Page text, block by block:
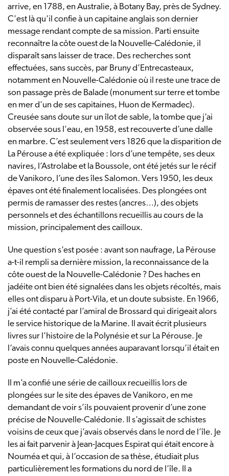
arrive, en 1788, en Australie, à Botany Bay, près de Sydney.
C'est là qu'il confie à un capitaine anglais son dernier
message rendant compte de sa mission. Parti ensuite
reconnaître la côte ouest de la Nouvelle-Calédonie, il
disparaît sans laisser de trace. Des recherches sont
effectuées, sans succès, par Bruny d’Entrecasteaux,
notamment en Nouvelle-Calédonie où il reste une trace de
son passage près de Balade (monument sur terre et tombe
en mer d'un de ses capitaines, Huon de Kermadec).
Creusée sans doute sur un îlot de sable, la tombe que j’ai
observée sous l'eau, en 1958, est recouverte d’une dalle
en marbre. C’est seulement vers 1826 que la disparition de
La Pérouse a été expliquée : lors d’une tempête, ses deux
navires, l’Astrolabe et la Boussole, ont été jetés sur le récif
de Vanikoro, l’une des îles Salomon. Vers 1950, les deux
épaves ont été finalement localisées. Des plongées ont
permis de ramasser des restes (ancres…), des objets
personnels et des échantillons recueillis au cours de la
mission, principalement des cailloux.
Une question s’est posée : avant son naufrage, La Pérouse
a-t-il rempli sa dernière mission, la reconnaissance de la
côte ouest de la Nouvelle-Calédonie ? Des haches en
jadéite ont bien été signalées dans les objets récoltés, mais
elles ont disparu à Port-Vila, et un doute subsiste. En 1966,
j’ai été contacté par l’amiral de Brossard qui dirigeait alors
le service historique de la Marine. Il avait écrit plusieurs
livres sur l’histoire de la Polynésie et sur La Pérouse. Je
l’avais connu quelques années auparavant lorsqu’il était en
poste en Nouvelle-Calédonie.
Il m’a confié une série de cailloux recueillis lors de
plongées sur le site des épaves de Vanikoro, en me
demandant de voir s’ils pouvaient provenir d’une zone
précise de Nouvelle-Calédonie. Il s’agissait de schistes
voisins de ceux que j’avais observés dans le nord de l’île. Je
les ai fait parvenir à Jean-Jacques Espirat qui était encore à
Nouméa et qui, à l’occasion de sa thèse, étudiait plus
particulièrement les formations du nord de l’île. Il a